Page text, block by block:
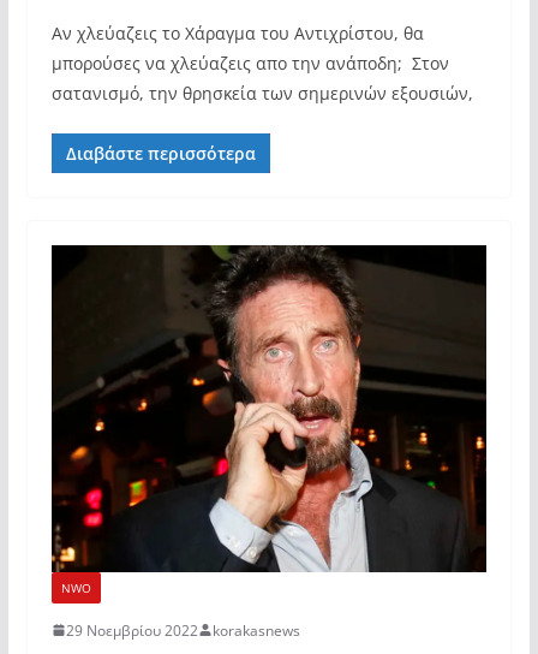
Αν χλεύαζεις το Χάραγμα του Αντιχρίστου, θα
μπορούσες να χλεύαζεις απο την ανάποδη; Στον
σατανισμό, την θρησκεία των σημερινών εξουσιών,
Διαβάστε περισσότερα
NWO
29 Νοεμβρίου 2022 korakasnews